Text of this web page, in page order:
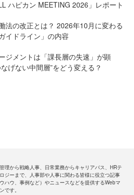
ハピカン MEETING 2026」レポート
法の改正とは？ 2026年10月に変わる
イドライン」の内容
ジメントは「課長層の失速」が顕
げない中間層”をどう変える？
理から戦略人事、日常業務からキャリアパス、HRテ
ジーまで、人事部や人事に関わる皆様に役立つ記事
ウハウ、事例など）やニュースなどを提供するWebマ
です。